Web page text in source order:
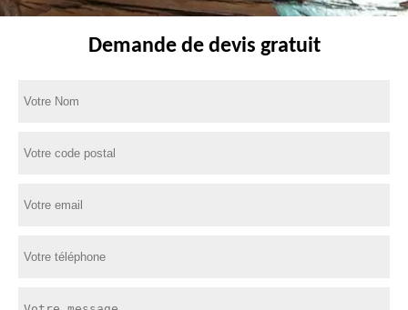
Demande de devis gratuit